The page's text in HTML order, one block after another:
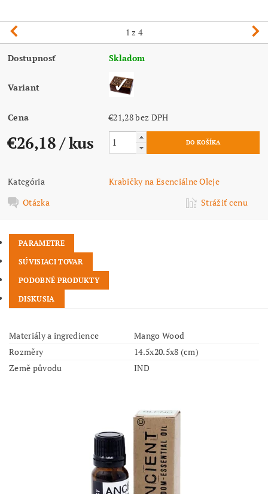
1 z 4
Dostupnosť Skladom
Variant
Cena €21,28 bez DPH
€26,18 / kus
Kategória
Krabičky na Esenciálne Oleje
Otázka
Strážiť cenu
PARAMETRE
SÚVISIACI TOVAR
PODOBNÉ PRODUKTY
DISKUSIA
Materiály a ingredience
Mango Wood
Rozměry
14.5x20.5x8 (cm)
Země původu
IND